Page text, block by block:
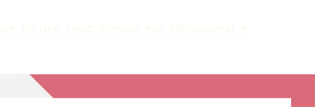
FAIRE UNE FICHE DE RÉVISION ?